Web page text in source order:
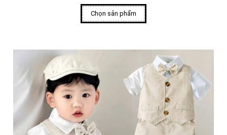
Chọn sản phẩm